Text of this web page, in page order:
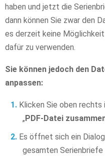
haben und jetzt die
dann können Sie zwar den
es derzeit keine
dafür zu verwenden.
Sie können jedoch den
anpassen:
Klicken Sie oben rechts
„PDF-Datei
Es öffnet sich ein
gesamten